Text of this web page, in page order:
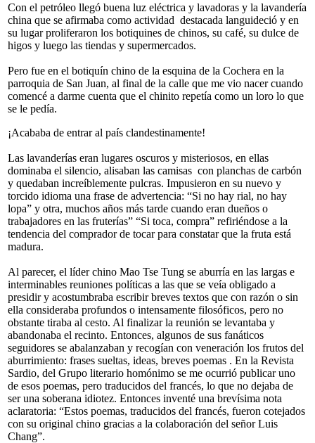
Con el petróleo llegó buena luz eléctrica y lavadoras y la lavandería
china que se afirmaba como actividad destacada languideció y en
su lugar proliferaron los botiquines de chinos, su café, su dulce de
higos y luego las tiendas y supermercados.
Pero fue en el botiquín chino de la esquina de la Cochera en la
parroquia de San Juan, al final de la calle que me vio nacer cuando
comencé a darme cuenta que el chinito repetía como un loro lo que
se le pedía.
¡Acababa de entrar al país clandestinamente!
Las lavanderías eran lugares oscuros y misteriosos, en ellas
dominaba el silencio, alisaban las camisas con planchas de carbón
y quedaban increíblemente pulcras. Impusieron en su nuevo y
torcido idioma una frase de advertencia: “Si no hay rial, no hay
lopa” y otra, muchos años más tarde cuando eran dueños o
trabajadores en las fruterías” “Si toca, compra” refiriéndose a la
tendencia del comprador de tocar para constatar que la fruta está
madura.
Al parecer, el líder chino Mao Tse Tung se aburría en las largas e
interminables reuniones políticas a las que se veía obligado a
presidir y acostumbraba escribir breves textos que con razón o sin
ella consideraba profundos o intensamente filosóficos, pero no
obstante tiraba al cesto. Al finalizar la reunión se levantaba y
abandonaba el recinto. Entonces, algunos de sus fanáticos
seguidores se abalanzaban y recogían con veneración los frutos del
aburrimiento: frases sueltas, ideas, breves poemas . En la Revista
Sardio, del Grupo literario homónimo se me ocurrió publicar uno
de esos poemas, pero traducidos del francés, lo que no dejaba de
ser una soberana idiotez. Entonces inventé una brevísima nota
aclaratoria: “Estos poemas, traducidos del francés, fueron cotejados
con su original chino gracias a la colaboración del señor Luis
Chang”.